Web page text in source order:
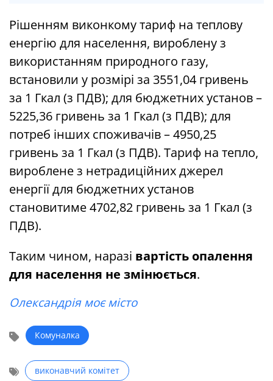
Рішенням виконкому тариф на теплову
енергію для населення, вироблену з
використанням природного газу,
встановили у розмірі за 3551,04 гривень
за 1 Гкал (з ПДВ); для бюджетних установ –
5225,36 гривень за 1 Гкал (з ПДВ); для
потреб інших споживачів – 4950,25
гривень за 1 Гкал (з ПДВ). Тариф на тепло,
вироблене з нетрадиційних джерел
енергії для бюджетних установ
становитиме 4702,82 гривень за 1 Гкал (з
ПДВ).
Таким чином, наразі вартість опалення
для населення не змінюється.
Олександрія моє місто
Комуналка
виконавчий комітет